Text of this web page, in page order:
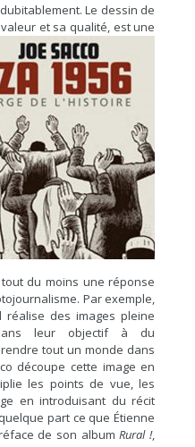
Le dessin de
et sa qualité, est une
du moins une réponse
Par exemple,
réalise des images pleine
leur objectif à du
tout un monde dans
découpe cette image en
les points de vue, les
en introduisant du récit
part ce que Étienne
de son albumRural !,